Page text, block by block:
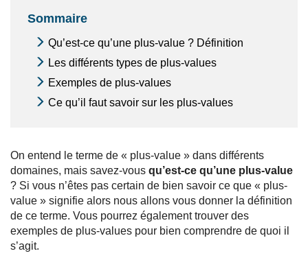
Sommaire
Qu’est-ce qu’une plus-value ? Définition
Les différents types de plus-values
Exemples de plus-values
Ce qu’il faut savoir sur les plus-values
On entend le terme de « plus-value » dans différents
domaines, mais savez-vous qu’est-ce qu’une plus-value
? Si vous n’êtes pas certain de bien savoir ce que « plus-
value » signifie alors nous allons vous donner la définition
de ce terme. Vous pourrez également trouver des
exemples de plus-values pour bien comprendre de quoi il
s’agit.